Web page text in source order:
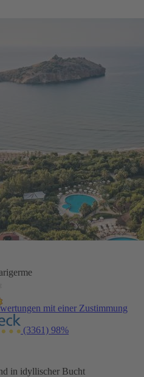
mit einer Zustimmung
(3361) 98%
in idyllischer Bucht